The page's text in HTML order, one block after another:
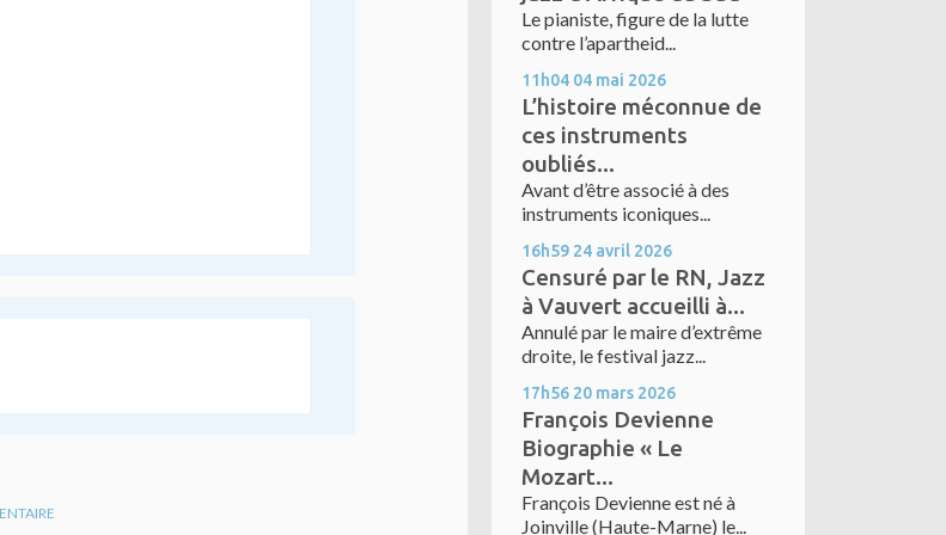
Le pianiste, figure de la lutte
contre l’apartheid...
11h04 04 mai 2026
L’histoire méconnue de
ces instruments
oubliés...
Avant d’être associé à des
instruments iconiques...
16h59 24 avril 2026
Censuré par le RN, Jazz
à Vauvert accueilli à...
Annulé par le maire d’extrême
droite, le festival jazz...
17h56 20 mars 2026
François Devienne
Biographie « Le
Mozart...
François Devienne est né à
Joinville (Haute-Marne) le...